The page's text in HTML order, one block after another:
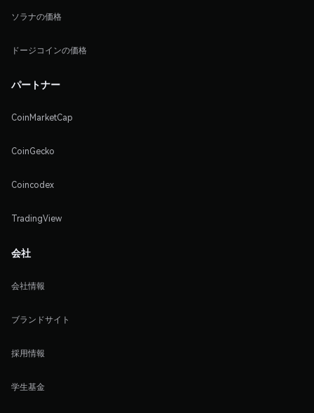
ソラナの価格
ドージコインの価格
パートナー
CoinMarketCap
CoinGecko
Coincodex
TradingView
会社
会社情報
ブランドサイト
採用情報
学生基金